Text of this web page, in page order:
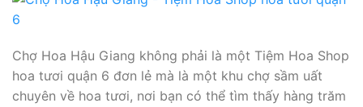
Chợ Hoa Hậu Giang không phải là một Tiệm Hoa Shop
hoa tươi quận 6 đơn lẻ mà là một khu chợ sầm uất
chuyên về hoa tươi, nơi bạn có thể tìm thấy hàng trăm